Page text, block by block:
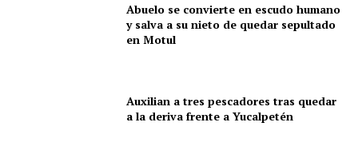
Sociedad y Negocios
Abuelo se convierte en escudo humano
y salva a su nieto de quedar sepultado
en Motul
Auxilian a tres pescadores tras quedar
a la deriva frente a Yucalpetén